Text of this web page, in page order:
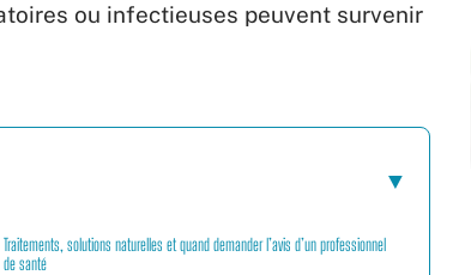
ou infectieuses peuvent survenir
Traitements, solutions naturelles et quand demander l’avis d’un professionnel
de santé